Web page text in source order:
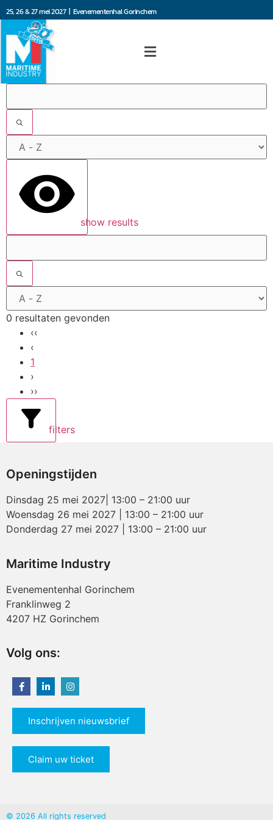
25, 26 & 27 mei 2027 | Evenementenhal Gorinchem
show results
0 resultaten gevonden
‹‹
‹
1
›
››
filters
Openingstijden
Dinsdag 25 mei 2027| 13:00 – 21:00 uur
Woensdag 26 mei 2027 | 13:00 – 21:00 uur
Donderdag 27 mei 2027 | 13:00 – 21:00 uur
Maritime Industry
Evenementenhal Gorinchem
Franklinweg 2
4207 HZ Gorinchem
Volg ons:
Inschrijven nieuwsbrief
Claim uw ticket
© 2026 All rights reserved